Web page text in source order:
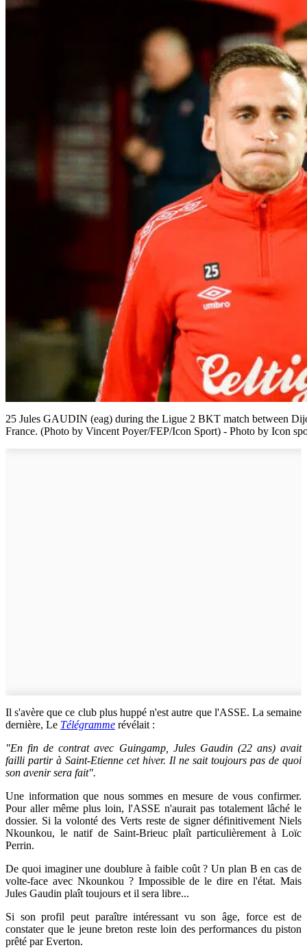
25 Jules GAUDIN (eag) during the Ligue 2 BKT match between
France. (Photo by Vincent Poyer/FEP/Icon Sport) - Photo by Icon
Il s'avère que ce club plus huppé n'est autre que l'ASSE. La semaine
dernière, Le Télégramme révélait :
"En fin de contrat avec Guingamp, Jules Gaudin (22 ans) avait
failli partir à Saint-Etienne cet hiver. Il ne sait toujours pas de quoi
son avenir sera fait".
Une information que nous sommes en mesure de vous confirmer.
Pour aller même plus loin, l'ASSE n'aurait pas totalement lâché le
dossier. Si la volonté des Verts reste de signer définitivement Niels
Nkounkou, le natif de Saint-Brieuc plaît particulièrement à Loïc
Perrin.
De quoi imaginer une doublure à faible coût ? Un plan B en cas de
volte-face avec Nkounkou ? Impossible de le dire en l'état. Mais
Jules Gaudin plaît toujours et il sera libre...
Si son profil peut paraître intéressant vu son âge, force est de
constater que le jeune breton reste loin des performances du piston
prêté par Everton.